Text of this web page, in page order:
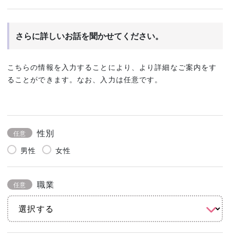
さらに詳しいお話を聞かせてください。
こちらの情報を入力することにより、より詳細なご案内をす
ることができます。なお、入力は任意です。
任意 性別
男性 女性
任意 職業